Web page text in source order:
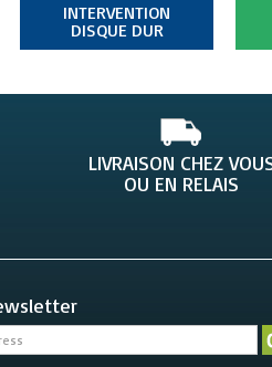
INTERVENTION
DISQUE DUR
LIVRAISON CHEZ
OU EN RELAIS